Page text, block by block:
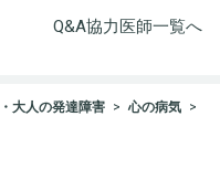
Q&A協力医師一覧へ
大人の発達障害 心の病気